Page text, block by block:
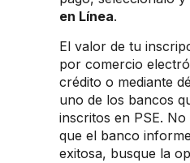
en Línea.
El valor de tu
por comercio
crédito o mediante
uno de los bancos
inscritos en PSE.
que el banco
exitosa, busque la